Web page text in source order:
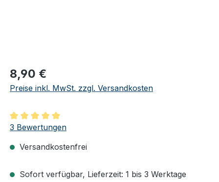
Regulärer Preis:
8,90 €
Preise inkl. MwSt. zzgl. Versandkosten
Durchschnittliche Bewertung von 5 von 5 Sternen
3 Bewertungen
Versandkostenfrei
Sofort verfügbar, Lieferzeit: 1 bis 3 Werktage